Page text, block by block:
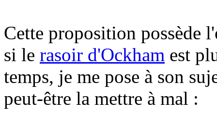
Cette proposition possède
si le rasoir d'Ockham est
temps, je me pose à son
peut-être la mettre à mal :